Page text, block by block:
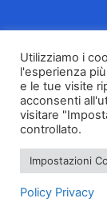
Utilizziamo i
l'esperienza
e le tue visite
acconsenti
visitare
controllato.
Impostazioni
Policy Privacy